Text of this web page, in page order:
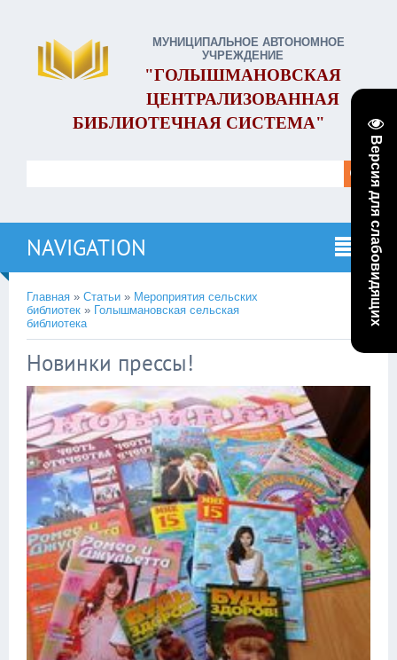
Версия для слабовидящих
МУНИЦИПАЛЬНОЕ АВТОНОМНОЕ
УЧРЕЖДЕНИЕ
"ГОЛЫШМАНОВСКАЯ
ЦЕНТРАЛИЗОВАННАЯ
БИБЛИОТЕЧНАЯ СИСТЕМА"
NAVIGATION
Главная » Статьи » Мероприятия сельских
библиотек » Голышмановская сельская
библиотека
Новинки прессы!